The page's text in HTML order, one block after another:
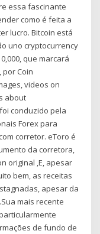
essa fascinante
como é feita a
lucro. Bitcoin está
uno cryptocurrency
que marcará
por Coin
videos on
about
conduzido pela
Forex para
corretor. eToro é
da corretora,
original ,E, apesar
bem, as receitas
apesar da
mais recente
de fundo de